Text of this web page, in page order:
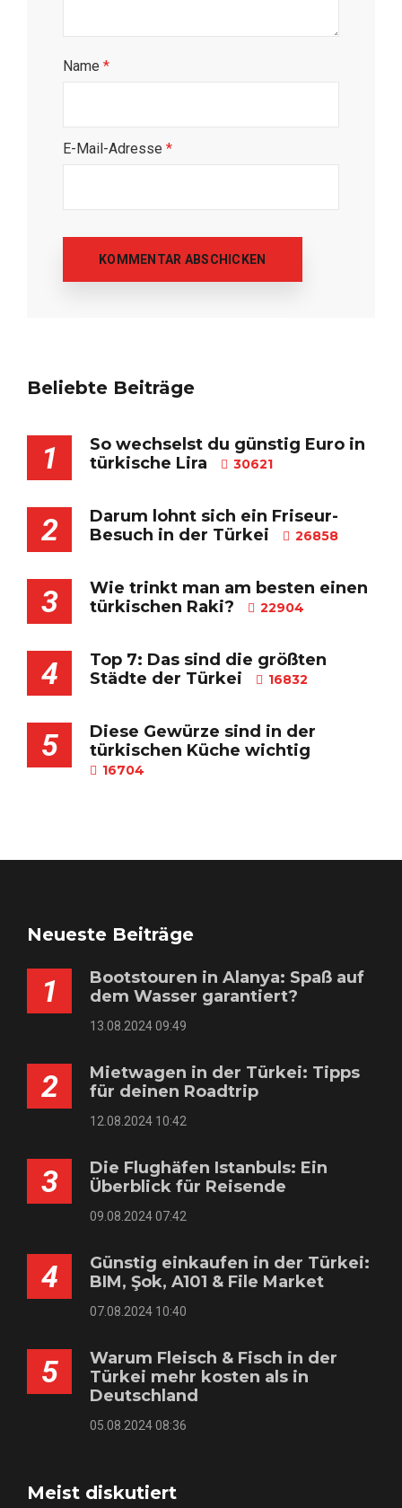
Name *
E-Mail-Adresse *
Beliebte Beiträge
1
So wechselst du günstig Euro in
türkische Lira
30621
2
Darum lohnt sich ein Friseur-
Besuch in der Türkei
26858
3
Wie trinkt man am besten einen
türkischen Raki?
22904
4
Top 7: Das sind die größten
Städte der Türkei
16832
5
Diese Gewürze sind in der
türkischen Küche wichtig
16704
Neueste Beiträge
1
Bootstouren in Alanya: Spaß auf
dem Wasser garantiert?
13.08.2024 09:49
2
Mietwagen in der Türkei: Tipps
für deinen Roadtrip
12.08.2024 10:42
3
Die Flughäfen Istanbuls: Ein
Überblick für Reisende
09.08.2024 07:42
4
Günstig einkaufen in der Türkei:
BIM, Şok, A101 & File Market
07.08.2024 10:40
5
Warum Fleisch & Fisch in der
Türkei mehr kosten als in
Deutschland
05.08.2024 08:36
Meist diskutiert